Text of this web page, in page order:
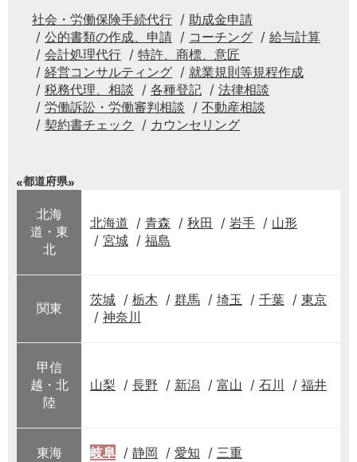
社会・労働保険手続代行
助成金申請
公的書類の作成、申請
コーチング
給与計算
会計処理代行
特許、商標、意匠
経営コンサルティング
就業規則等規程作成
税務代理、相談
各種登記
法律相談
労働訴訟・労働審判相談
不動産相談
契約書チェック
カウンセリング
都道府県
北海
道・東
北
北海道 青森 秋田 岩手
山形
宮城
福島
関東
茨城 栃木 群馬 埼玉 千葉
東京
神奈川
甲信
越・北
陸
山梨 長野 新潟 富山 石川 福井
東海 岐阜 静岡 愛知 三重